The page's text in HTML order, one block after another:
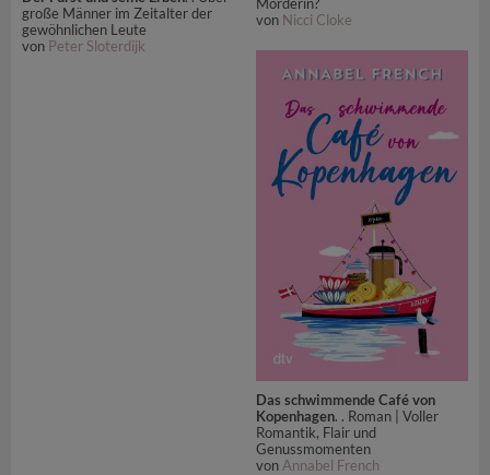
große Männer im Zeitalter der
gewöhnlichen Leute
von Peter Sloterdijk
von Nicci Cloke
Das schwimmende Café von
Kopenhagen. . Roman | Voller
Romantik, Flair und
Genussmomenten
von Annabel French